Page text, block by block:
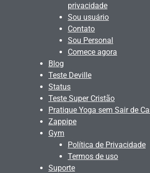
privacidade
Sou usuário
Contato
Sou Personal
Comece agora
Blog
Teste Deville
Status
Teste Super Cristão
Pratique Yoga sem Sair de
Zappipe
Gym
Política de Privacidade
Termos de uso
Suporte